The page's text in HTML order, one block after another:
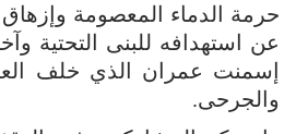
حرمة الدماء المعصومة وإزهاق
عن استهدافه للبنى التحتية
إسمنت عمران الذي خلف
والجرحى.